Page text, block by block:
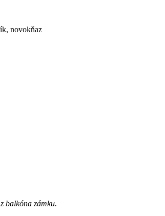
novokňaz
balkóna zámku.